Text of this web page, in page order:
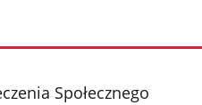
Społecznego